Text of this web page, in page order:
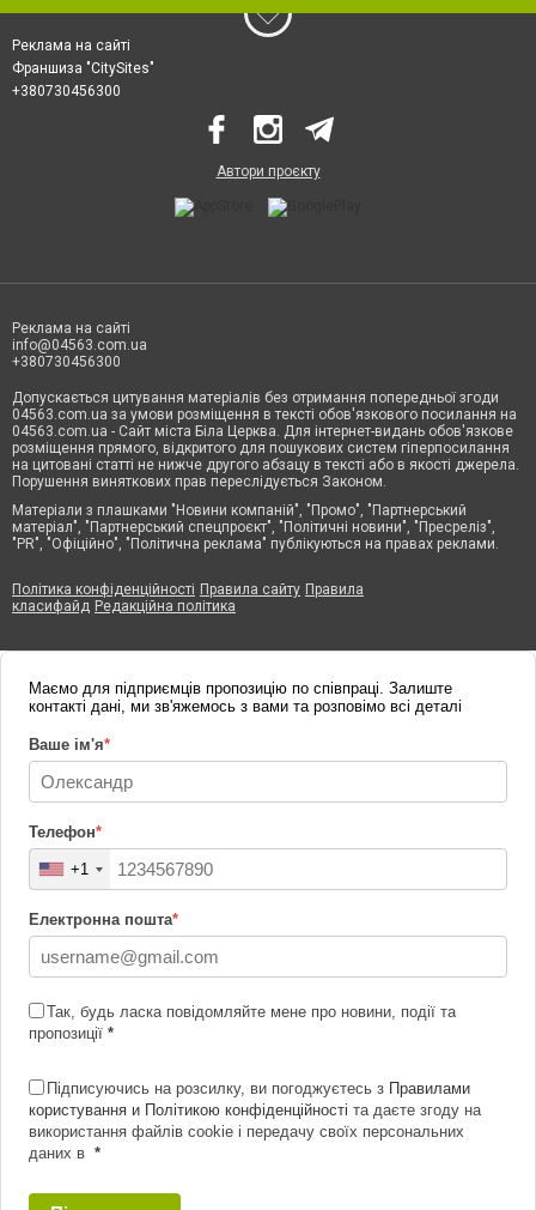
Реклама на сайті
Франшиза "CitySites"
+380730456300
Автори проєкту
Реклама на сайті
info@04563.com.ua
+380730456300
Допускається цитування матеріалів без отримання попередньої згоди
04563.com.ua за умови розміщення в тексті обов'язкового посилання на
04563.com.ua - Сайт міста Біла Церква. Для інтернет-видань обов'язкове
розміщення прямого, відкритого для пошукових систем гіперпосилання
на цитовані статті не нижче другого абзацу в тексті або в якості джерела.
Порушення виняткових прав переслідується Законом.
Матеріали з плашками "Новини компаній", "Промо", "Партнерський
матеріал", "Партнерський спецпроєкт", "Політичні новини", "Пресреліз",
"PR", "Офіційно", "Політична реклама" публікуються на правах реклами.
Політика конфіденційності Правила сайту Правила
класифайд Редакційна політика
Маємо для підприємців пропозицію по співпраці. Залиште
контакті дані, ми зв'яжемось з вами та розповімо всі деталі
Ваше ім'я*
Телефон*
+1
Електронна пошта*
Так, будь ласка повідомляйте мене про новини, події та
пропозиції *
Підписуючись на розсилку, ви погоджуєтесь з Правилами
користування и Політикою конфіденційності та даєте згоду на
використання файлів cookie і передачу своїх персональних
даних в *